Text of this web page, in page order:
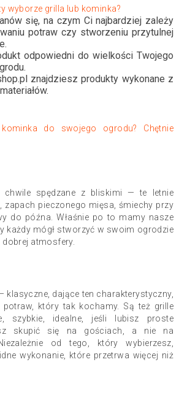
wyborze grilla lub kominka?
się, na czym Ci najbardziej zależy
potraw czy stworzeniu przytulnej
odpowiedni do wielkości Twojego
znajdziesz produkty wykonane z
do swojego ogrodu? Chętnie
chwile spędzane z bliskimi — te letnie
zapach pieczonego mięsa, śmiechy przy
do późna. Właśnie po to mamy nasze
każdy mógł stworzyć w swoim ogrodzie
dobrej atmosfery.
klasyczne, dające ten charakterystyczny,
potraw, który tak kochamy. Są też grille
szybkie, idealne, jeśli lubisz proste
skupić się na gościach, a nie na
od tego, który wybierzesz,
wykonanie, które przetrwa więcej niż